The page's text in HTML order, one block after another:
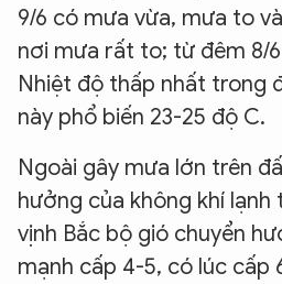
9/6 có mưa vừa, mưa to
nơi mưa rất to; từ đêm 8/
Nhiệt độ thấp nhất trong
này phổ biến 23-25 độ C.
Ngoài gây mưa lớn trên
hưởng của không khí lạnh
vịnh Bắc bộ gió chuyển
mạnh cấp 4-5, có lúc cấp